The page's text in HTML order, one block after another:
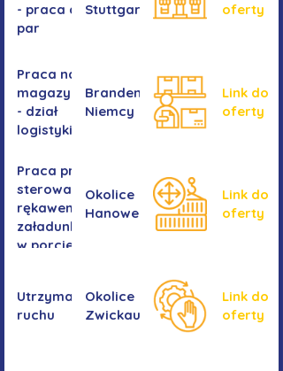
- praca dla
par
Stuttgartu
oferty
Praca na
magazynie
- dział
logistyki
Brandenburgia,
Niemcy
Link do
oferty
Praca przy
sterowaniu
rękawem
załadunkowym
w porcie
Okolice
Hanower
Link do
oferty
Utrzymanie
ruchu
Okolice
Zwickau
Link do
oferty